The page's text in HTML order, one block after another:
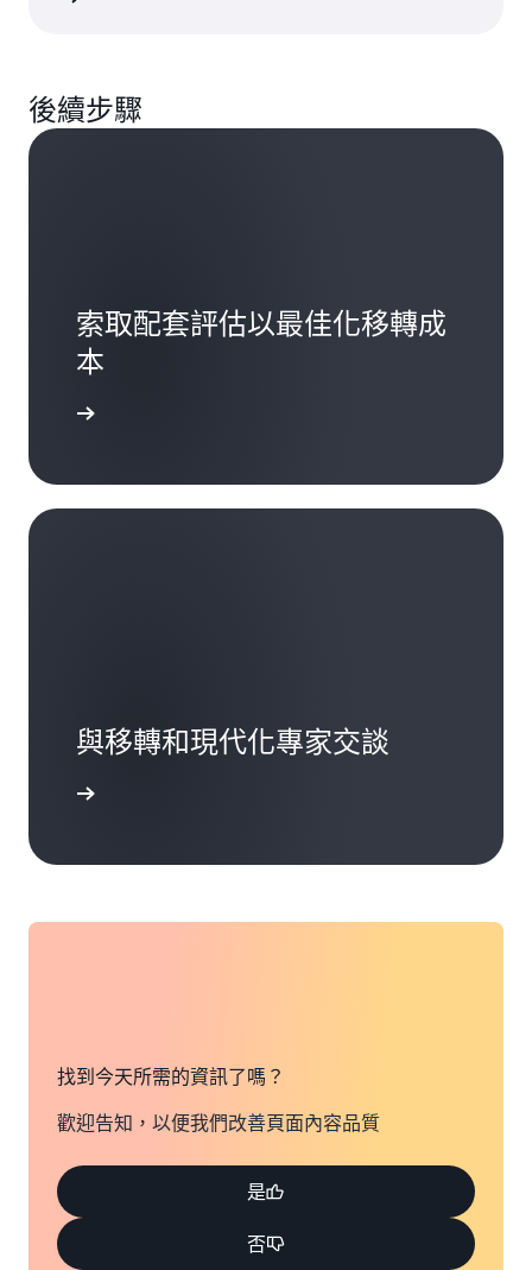
後續步驟
索取配套評估以最佳化移轉成
本
與移轉和現代化專家交談
找到今天所需的資訊了嗎？
歡迎告知，以便我們改善頁面內容品質
是
否